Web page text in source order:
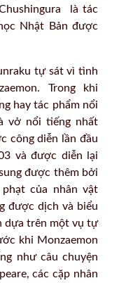
là tác
Nhật Bản được
tự sát vì tình
Trong khi
hay tác phẩm nổi
vở nổi tiếng nhất
công diễn lần đầu
và được diễn lại
được thêm bởi
của nhân vật
được dịch và biểu
dựa trên một vụ tự
khi Monzaemon
như câu chuyện
các cặp nhân